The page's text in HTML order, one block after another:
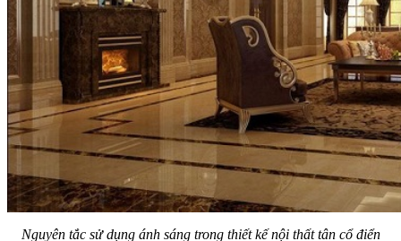
Nguyên tắc sử dụng ánh sáng trong thiết kế nội thất tân cổ điển